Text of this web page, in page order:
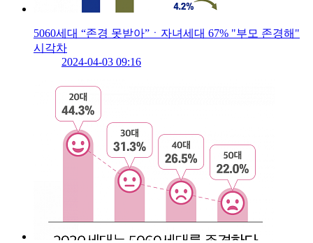
5060세대 “존경 못받아”ㆍ자녀세대 67% "부모 존경해"
시각차
2024-04-03 09:16